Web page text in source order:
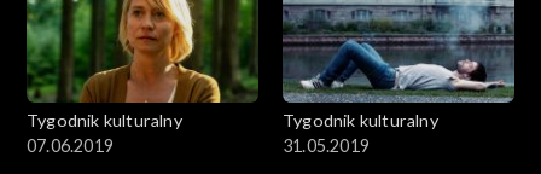
Tygodnik kulturalny
07.06.2019
Tygodnik kulturalny
31.05.2019